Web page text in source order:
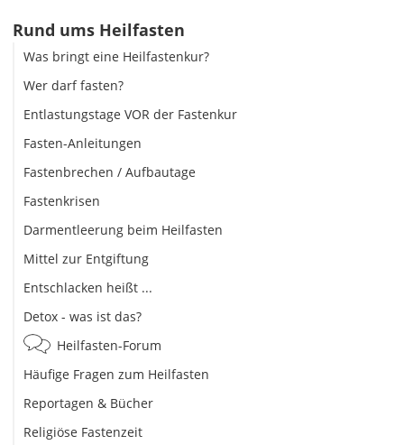
Rund ums Heilfasten
Was bringt eine Heilfastenkur?
Wer darf fasten?
Entlastungstage VOR der Fastenkur
Fasten-Anleitungen
Fastenbrechen / Aufbautage
Fastenkrisen
Darmentleerung beim Heilfasten
Mittel zur Entgiftung
Entschlacken heißt ...
Detox - was ist das?
Heilfasten-Forum
Häufige Fragen zum Heilfasten
Reportagen & Bücher
Religiöse Fastenzeit